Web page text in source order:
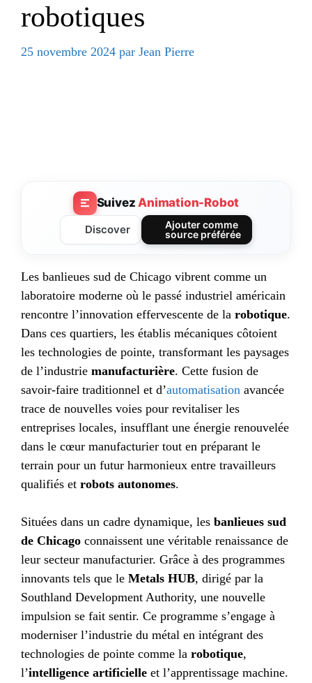
robotiques
25 novembre 2024 par Jean Pierre
SuivezAnimation-Robot
Discover
Ajouter comme
source préférée
Les banlieues sud de Chicago vibrent comme un
laboratoire moderne où le passé industriel américain
rencontre l’innovation effervescente de la robotique.
Dans ces quartiers, les établis mécaniques côtoient
les technologies de pointe, transformant les paysages
de l’industrie manufacturière. Cette fusion de
savoir-faire traditionnel et d’automatisation avancée
trace de nouvelles voies pour revitaliser les
entreprises locales, insufflant une énergie renouvelée
dans le cœur manufacturier tout en préparant le
terrain pour un futur harmonieux entre travailleurs
qualifiés et robots autonomes.
Situées dans un cadre dynamique, les banlieues sud
de Chicago connaissent une véritable renaissance de
leur secteur manufacturier. Grâce à des programmes
innovants tels que le Metals HUB, dirigé par la
Southland Development Authority, une nouvelle
impulsion se fait sentir. Ce programme s’engage à
moderniser l’industrie du métal en intégrant des
technologies de pointe comme la robotique,
l’intelligence artificielle et l’apprentissage machine.